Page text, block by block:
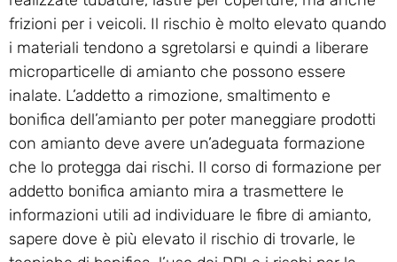
frizioni per i veicoli. Il rischio è molto elevato quando
i materiali tendono a sgretolarsi e quindi a liberare
microparticelle di amianto che possono essere
inalate. L’addetto a rimozione, smaltimento e
bonifica dell’amianto per poter maneggiare prodotti
con amianto deve avere un’adeguata formazione
che lo protegga dai rischi. Il corso di formazione per
addetto bonifica amianto mira a trasmettere le
informazioni utili ad individuare le fibre di amianto,
sapere dove è più elevato il rischio di trovarle, le